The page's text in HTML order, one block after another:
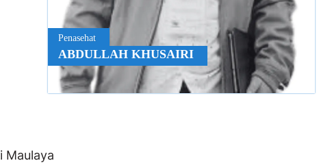
Penasehat
ABDULLAH KHUSAIRI
Maulaya